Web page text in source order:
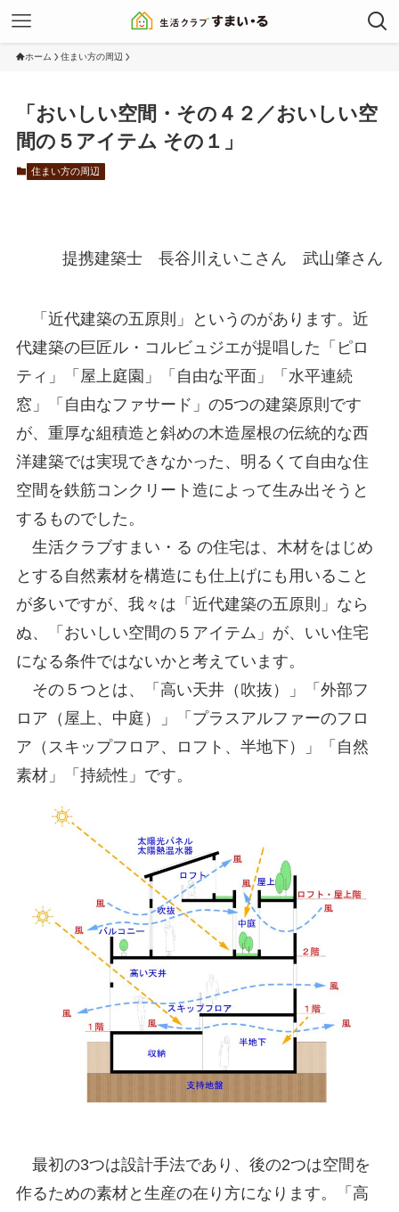
ホーム 住まい方の周辺
「おいしい空間・その４２／おいしい空
間の５アイテム その１」
住まい方の周辺
提携建築士 長谷川えいこさん 武山肇さん
「近代建築の五原則」というのがあります。近
代建築の巨匠ル・コルビュジエが提唱した「ピロ
ティ」「屋上庭園」「自由な平面」「水平連続
窓」「自由なファサード」の5つの建築原則です
が、重厚な組積造と斜めの木造屋根の伝統的な西
洋建築では実現できなかった、明るくて自由な住
空間を鉄筋コンクリート造によって生み出そうと
するものでした。
生活クラブすまい・る の住宅は、木材をはじめ
とする自然素材を構造にも仕上げにも用いること
が多いですが、我々は「近代建築の五原則」なら
ぬ、「おいしい空間の５アイテム」が、いい住宅
になる条件ではないかと考えています。
その５つとは、「高い天井（吹抜）」「外部フ
ロア（屋上、中庭）」「プラスアルファーのフロ
ア（スキップフロア、ロフト、半地下）」「自然
素材」「持続性」です。
最初の3つは設計手法であり、後の2つは空間を
作るための素材と生産の在り方になります。「高